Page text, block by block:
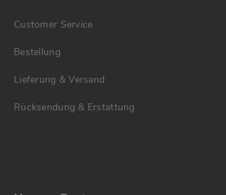
Customer Service
Bestellung
Lieferung & Versand
Rücksendung & Erstattung